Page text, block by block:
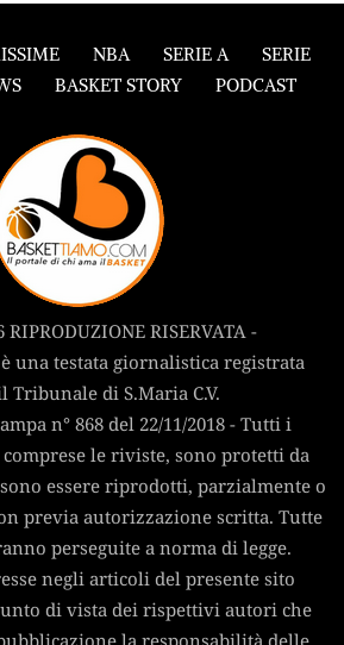
NBA SERIE A
SERIE
BASKET STORY PODCAST
RIPRODUZIONE RISERVATA -
una testata giornalistica registrata
Tribunale di S.Maria C.V.
n° 868 del 22/11/2018 - Tutti i
le riviste, sono protetti da
essere riprodotti, parzialmente o
previa autorizzazione scritta. Tutte
perseguite a norma di legge.
negli articoli del presente sito
di vista dei rispettivi autori che